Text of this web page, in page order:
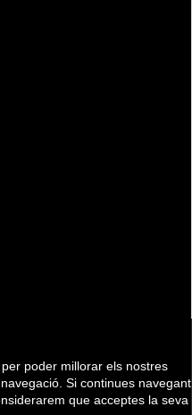
poder millorar els nostres
Si continues navegant
que acceptes la seva